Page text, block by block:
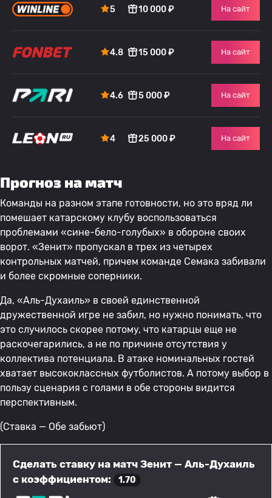
5 10 000 ₽ На сайт
4.8 15 000 ₽ На сайт
4.6 5 000 ₽ На сайт
4 25 000 ₽ На сайт
Прогноз на матч
Команды на разном этапе готовности, но это вряд ли
помешает катарскому клубу воспользоваться
проблемами «сине-бело-голубых» в обороне своих
ворот. «Зенит» пропускал в трех из четырех
контрольных матчей, причем команде Семака забивали
и более скромные соперники.
Да, «Аль-Духаиль» в своей единственной
дружественной игре не забил, но нужно понимать, что
это случилось скорее потому, что катарцы еще не
раскочегарились, а не по причине отсутствия у
коллектива потенциала. В атаке номинальных гостей
хватает высококлассных футболистов. А потому выбор в
пользу сценария с голами в обе стороны видится
перспективным.
(Ставка — Обе забьют)
Сделать ставку на матч Зенит — Аль-Духаиль
с коэффициентом:
1.70